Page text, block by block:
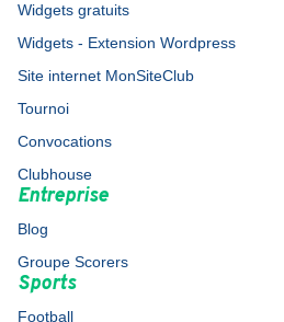
Widgets gratuits
Widgets - Extension Wordpress
Site internet MonSiteClub
Tournoi
Convocations
Clubhouse
Entreprise
Blog
Groupe Scorers
Sports
Football